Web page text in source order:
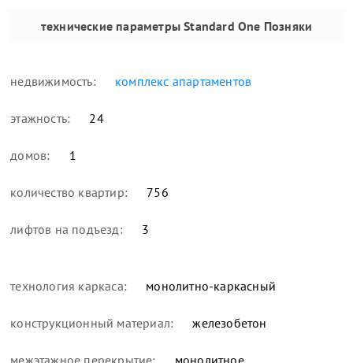
технические параметры Standard One Позняки
недвижимость: комплекс апартаментов
этажность: 24
домов: 1
количество квартир: 756
лифтов на подъезд: 3
технология каркаса: монолитно-каркасный
конструкционный материал: железобетон
межэтажное перекрытие: монолитное